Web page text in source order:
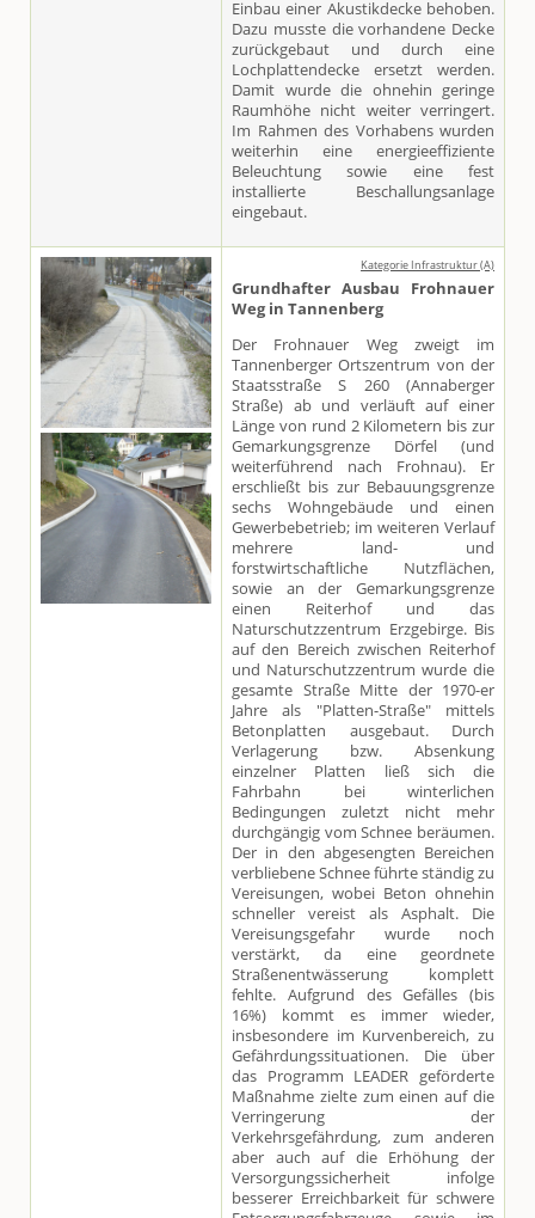
Einbau einer Akustikdecke behoben.
Dazu musste die vorhandene Decke
zurückgebaut und durch eine
Lochplattendecke ersetzt werden.
Damit wurde die ohnehin geringe
Raumhöhe nicht weiter verringert.
Im Rahmen des Vorhabens wurden
weiterhin eine energieeffiziente
Beleuchtung sowie eine fest
installierte Beschallungsanlage
eingebaut.
Kategorie Infrastruktur (A)
Grundhafter Ausbau Frohnauer
Weg in Tannenberg
Der Frohnauer Weg zweigt im
Tannenberger Ortszentrum von der
Staatsstraße S 260 (Annaberger
Straße) ab und verläuft auf einer
Länge von rund 2 Kilometern bis zur
Gemarkungsgrenze Dörfel (und
weiterführend nach Frohnau). Er
erschließt bis zur Bebauungsgrenze
sechs Wohngebäude und einen
Gewerbebetrieb; im weiteren Verlauf
mehrere land- und
forstwirtschaftliche Nutzflächen,
sowie an der Gemarkungsgrenze
einen Reiterhof und das
Naturschutzzentrum Erzgebirge. Bis
auf den Bereich zwischen Reiterhof
und Naturschutzzentrum wurde die
gesamte Straße Mitte der 1970-er
Jahre als "Platten-Straße" mittels
Betonplatten ausgebaut. Durch
Verlagerung bzw. Absenkung
einzelner Platten ließ sich die
Fahrbahn bei winterlichen
Bedingungen zuletzt nicht mehr
durchgängig vom Schnee beräumen.
Der in den abgesengten Bereichen
verbliebene Schnee führte ständig zu
Vereisungen, wobei Beton ohnehin
schneller vereist als Asphalt. Die
Vereisungsgefahr wurde noch
verstärkt, da eine geordnete
Straßenentwässerung komplett
fehlte. Aufgrund des Gefälles (bis
16%) kommt es immer wieder,
insbesondere im Kurvenbereich, zu
Gefährdungssituationen. Die über
das Programm LEADER geförderte
Maßnahme zielte zum einen auf die
Verringerung der
Verkehrsgefährdung, zum anderen
aber auch auf die Erhöhung der
Versorgungssicherheit infolge
besserer Erreichbarkeit für schwere